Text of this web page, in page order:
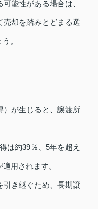
能性がある場合は、
売却を踏みとどまる選
。
）が生じると、譲渡所
は約39％、5年を超え
用されます。
引き継ぐため、長期譲